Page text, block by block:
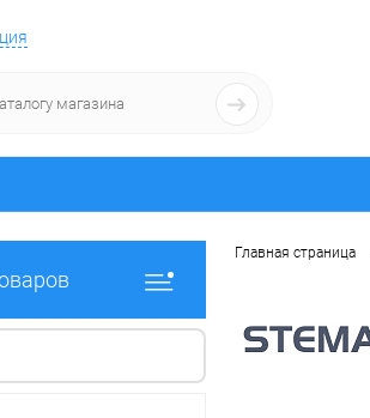
Главная страница